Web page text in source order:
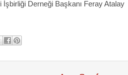
Derneği Başkanı Feray Atalay